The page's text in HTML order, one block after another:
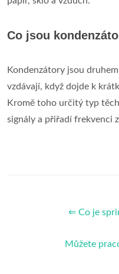
Co jsou
Kondenzátory jsou
vzdávají, když dojde k
Kromě toho určitý typ
signály a přiřadí frekvenci
⇐ Co je
Můžete